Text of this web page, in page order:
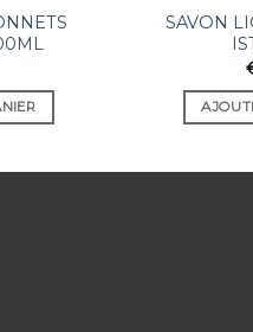
SAVON